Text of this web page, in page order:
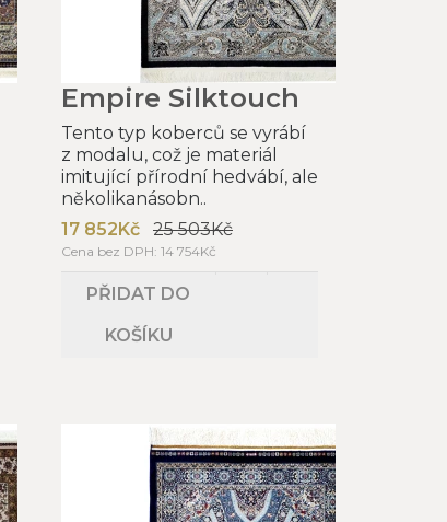
Empire Silktouch
Tento typ koberců se vyrábí
z modalu, což je materiál
imitující přírodní hedvábí, ale
několikanásobn..
17 852Kč
25 503Kč
Cena bez DPH: 14 754Kč
PŘIDAT DO
KOŠÍKU